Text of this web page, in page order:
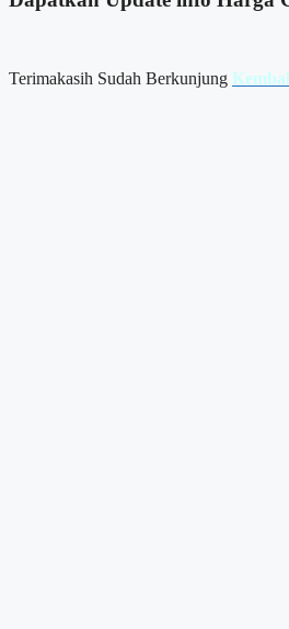
Terimakasih Sudah Berkunjung